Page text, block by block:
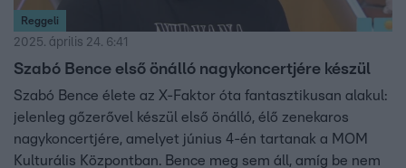
Reggeli
2025. április 24. 6:41
Szabó Bence első önálló nagykoncertjére készül
Szabó Bence élete az X-Faktor óta fantasztikusan alakul:
jelenleg gőzerővel készül első önálló, élő zenekaros
nagykoncertjére, amelyet június 4-én tartanak a MOM
Kulturális Központban. Bence meg sem áll, amíg be nem